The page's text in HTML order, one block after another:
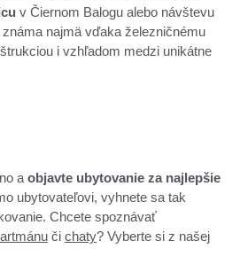
v Čiernom Balogu alebo návštevu
najmä vďaka železničnému
i vzhľadom medzi unikátne
a objavte ubytovanie za najlepšie
ubytovateľovi, vyhnete sa tak
Chcete spoznávať
či chaty? Vyberte si z našej